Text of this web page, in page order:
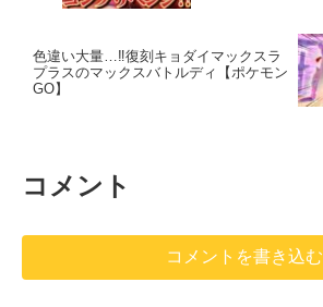
色違い大量…‼️復刻キョダイマックスラ
プラスのマックスバトルディ【ポケモン
GO】
コメント
コメントを書き込む